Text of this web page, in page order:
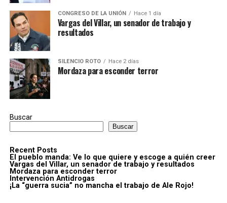
CONGRESO DE LA UNIÓN Hace 1 día
Vargas del Villar, un senador de trabajo y
resultados
SILENCIO ROTO Hace 2 días
Mordaza para esconder terror
Buscar
Buscar
Recent Posts
El pueblo manda: Ve lo que quiere y escoge a quién creer
Vargas del Villar, un senador de trabajo y resultados
Mordaza para esconder terror
Intervención Antidrogas
¡La “guerra sucia” no mancha el trabajo de Ale Rojo!